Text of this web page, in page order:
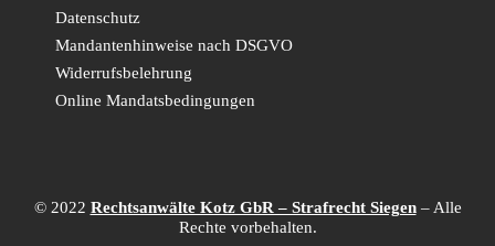
Datenschutz
Mandantenhinweise nach DSGVO
Widerrufsbelehrung
Online Mandatsbedingungen
© 2022 Rechtsanwälte Kotz GbR – Strafrecht Siegen– Alle
Rechte vorbehalten.